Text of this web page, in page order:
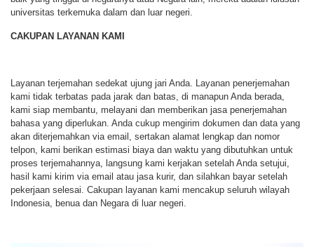
universitas terkemuka dalam dan luar negeri.
CAKUPAN LAYANAN KAMI
Layanan terjemahan sedekat ujung jari Anda. Layanan penerjemahan
kami tidak terbatas pada jarak dan batas, di manapun Anda berada,
kami siap membantu, melayani dan memberikan jasa penerjemahan
bahasa yang diperlukan. Anda cukup mengirim dokumen dan data yang
akan diterjemahkan via email, sertakan alamat lengkap dan nomor
telpon, kami berikan estimasi biaya dan waktu yang dibutuhkan untuk
proses terjemahannya, langsung kami kerjakan setelah Anda setujui,
hasil kami kirim via email atau jasa kurir, dan silahkan bayar setelah
pekerjaan selesai. Cakupan layanan kami mencakup seluruh wilayah
Indonesia, benua dan Negara di luar negeri.